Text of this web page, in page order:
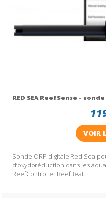
RED SEA ReefSense -
VOIR
Sonde ORP digitale Red Sea
d’oxydoréduction dans les
ReefControl et ReefBeat.